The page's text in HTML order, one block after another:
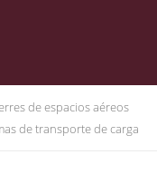
de espacios aéreos
de transporte de carga